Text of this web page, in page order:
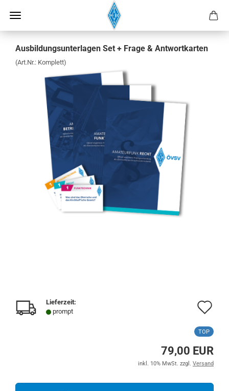
Ausbildungsunterlagen Set + Frage & Antwortkarten
(Art.Nr.: Komplett)
Lieferzeit:
prompt
TOP
79,00 EUR
inkl. 10% MwSt. zzgl. Versand